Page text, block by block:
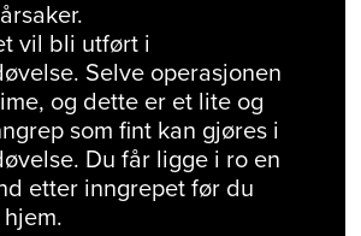
vil bli utført i
Selve operasjonen
og dette er et lite og
som fint kan gjøres i
Du får ligge i ro en
etter inngrepet før du